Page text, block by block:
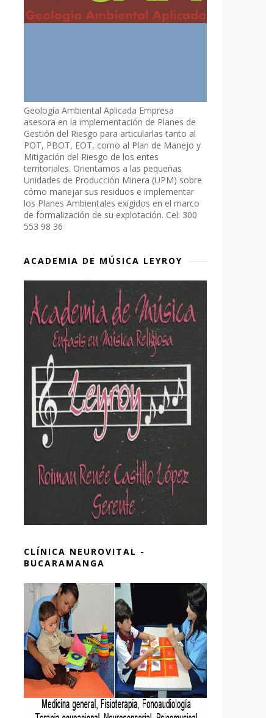
Geología Ambiental Aplicada Empresa
asesora en la implementación de Planes de
Gestión del Riesgo para articularlas tanto al
POT, PBOT, EOT, como al Plan de Manejo y
Mitigación del Riesgo de los entes
territoriales. Orientamos a las pequeñas
Unidades de Producción Minera (UPM) sobre
cómo manejar sus residuos e implementar
los Planes Ambientales exigidos en el marco
de formalización de su explotación. Cel: 300
553 98 36
ACADEMIA DE MÚSICA LEYROY
CLÍNICA NEUROVITAL -
BUCARAMANGA